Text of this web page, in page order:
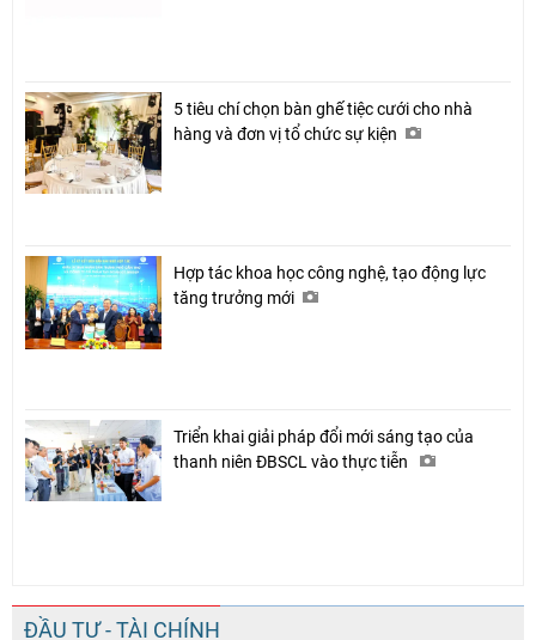
5 tiêu chí chọn bàn ghế tiệc cưới cho nhà
hàng và đơn vị tổ chức sự kiện
Hợp tác khoa học công nghệ, tạo động lực
tăng trưởng mới
Triển khai giải pháp đổi mới sáng tạo của
thanh niên ĐBSCL vào thực tiễn
ĐẦU TƯ - TÀI CHÍNH